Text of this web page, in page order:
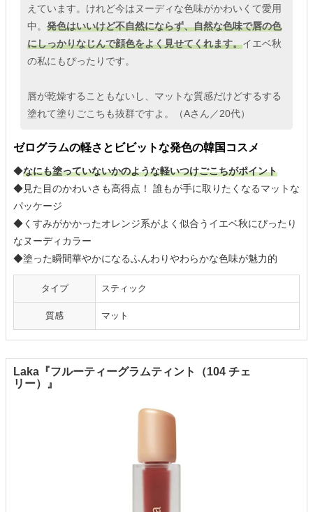
えています。けれど今はヌーディな色味がかわいくて愛用
中。 発色はいいけど不自然にならず、自然な色味で唇の色
にしっかりなじんで顔色をよく見せてくれます。イエベ秋
の私にもぴったりです。
唇が乾燥することもないし、マットな質感だけどするする
塗れて塗りごこちも抜群ですよ。（Aさん／20代）
ゼログラムの軽さとビビットな発色の韓国コスメ
◆なにも塗っていないかのような軽いつけごこちがポイント
◆見た目のかわいさも高得点！ 誰もが手に取りたくなるマットな
パッケージ
◆くすみがかかったオレンジ系がよく似合うイエベ秋にぴったり
なヌーディカラー
◆塗った瞬間華やかになるふんわりやわらかな色味が魅力的
タイプ スティック
質感 マット
Laka『フルーティーグラムティント（104 チェ
リー）』